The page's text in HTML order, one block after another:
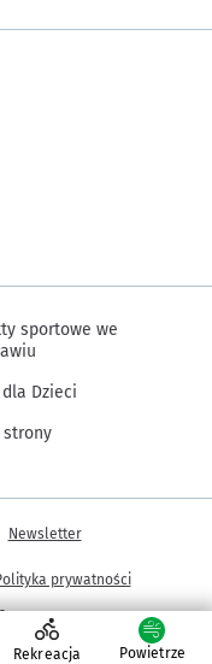
- wroclaw.pl
Rekreacja Powietrze
sportowe we
Dzieci
strony
Wrocław
Newsletter
prywatności